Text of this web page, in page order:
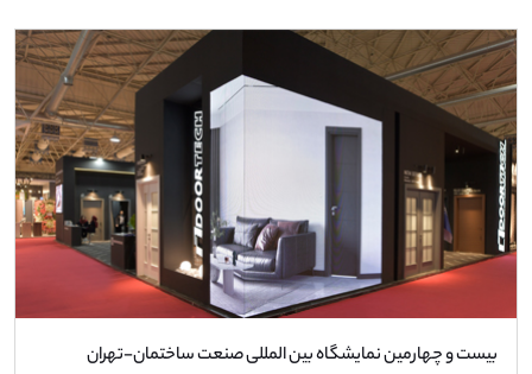
بیست و چهارمین نمایشگاه بین المللی صنعت ساختمان-تهران